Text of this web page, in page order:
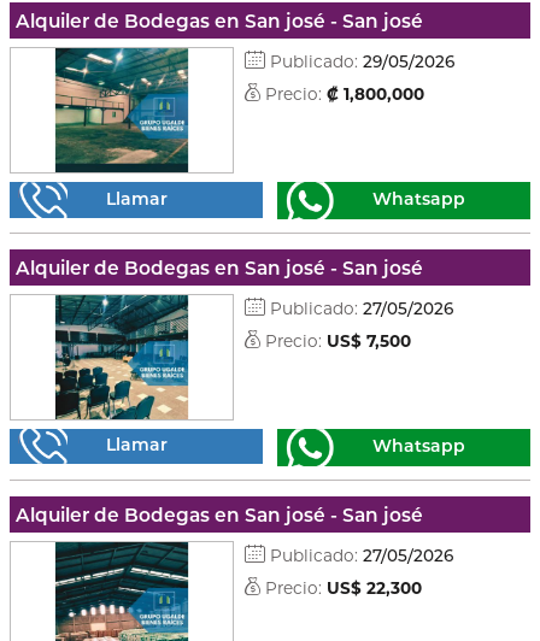
Alquiler de Bodegas en San josé - San josé
Publicado: 29/05/2026
Precio: ₡ 1,800,000
Llamar Whatsapp
Alquiler de Bodegas en San josé - San josé
Publicado: 27/05/2026
Precio: US$ 7,500
Llamar Whatsapp
Alquiler de Bodegas en San josé - San josé
Publicado: 27/05/2026
Precio: US$ 22,300